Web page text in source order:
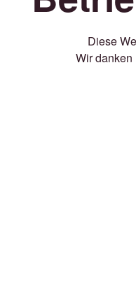
Diese
Wir danken